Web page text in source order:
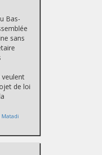
Bas-
sans
de loi
Matadi